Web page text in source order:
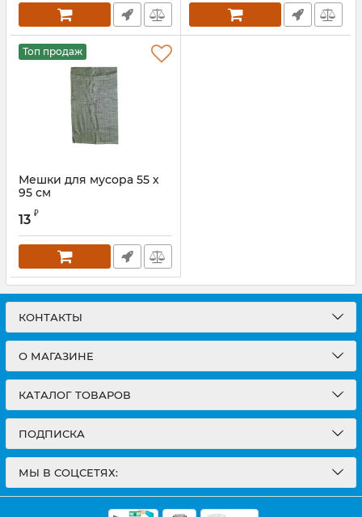
Топ продаж
Мешки для мусора 55 х
95 см
13 ₽
КОНТАКТЫ
О МАГАЗИНЕ
КАТАЛОГ ТОВАРОВ
ПОДПИСКА
МЫ В СОЦСЕТЯХ: